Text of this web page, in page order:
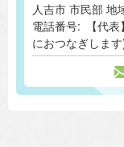
人吉市 市民部 地
電話番号:
【代
におつなぎしま